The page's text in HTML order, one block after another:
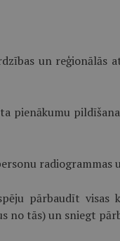
un
radiogrammas
pārbaudīt
tās) un sniegt